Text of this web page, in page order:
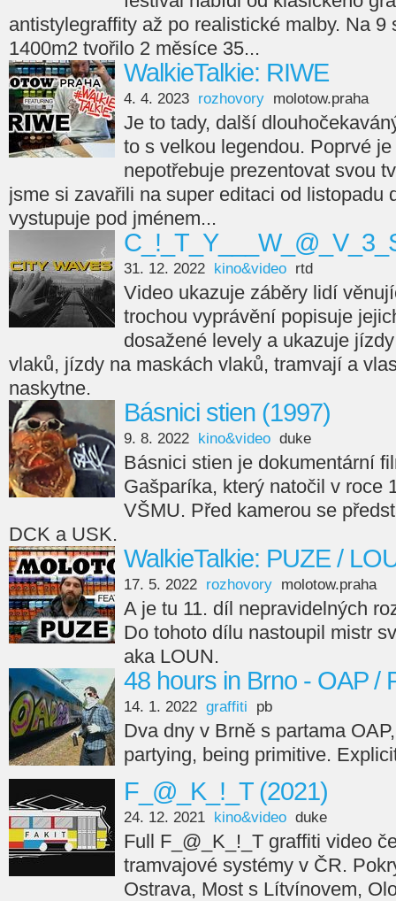
antistylegraffity až po realistické malby. Na 9
1400m2 tvořilo 2 měsíce 35...
WalkieTalkie: RIWE
4. 4. 2023 rozhovory molotow.praha
Je to tady, další
to s velkou legendou. Poprvé
nepotřebuje prezentovat svou
jsme si zavařili na super editaci od listopadu
vystupuje pod jménem...
31. 12. 2022 kino&video rtd
Video ukazuje záběry lidí
trochou vyprávění popisuje
dosažené levely a ukazuje
vlaků, jízdy na maskách vlaků, tramvají a
naskytne.
Básnici stien (1997)
9. 8. 2022 kino&video duke
Básnici stien je dokumentární
Gašparíka, který natočil v roce
VŠMU. Před kamerou se
DCK a USK.
WalkieTalkie: PUZE /
17. 5. 2022 rozhovory molotow.praha
A je tu 11. díl nepravidelných
Do tohoto dílu nastoupil mistr
aka LOUN.
48 hours in Brno - OAP /
14. 1. 2022 graffiti pb
Dva dny v Brně s partama
partying, being primitive.
F_@_K_!_T (2021)
24. 12. 2021 kino&video duke
Full F_@_K_!_T graffiti video
tramvajové systémy v ČR.
Ostrava, Most s Lítvínovem,